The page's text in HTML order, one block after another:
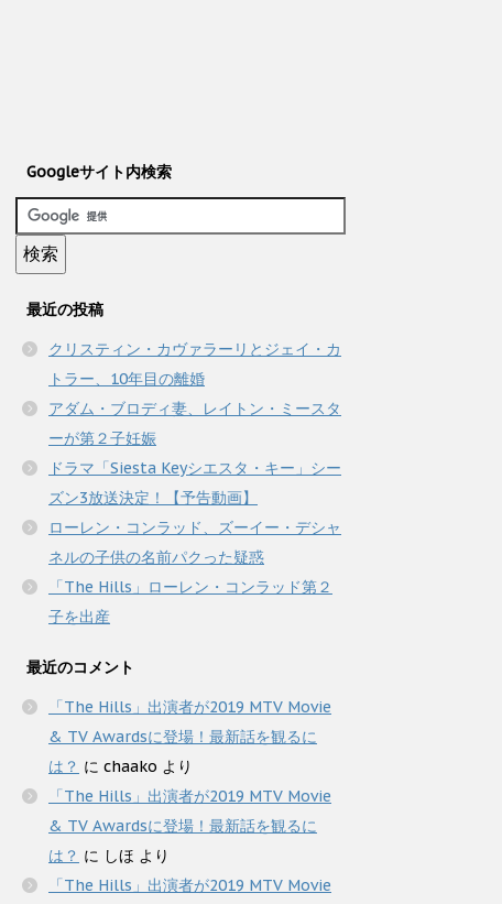
Googleサイト内検索
最近の投稿
クリスティン・カヴァラーリとジェイ・カ
トラー、10年目の離婚
アダム・ブロディ妻、レイトン・ミースタ
ーが第２子妊娠
ドラマ「Siesta Keyシエスタ・キー」シー
ズン3放送決定！【予告動画】
ローレン・コンラッド、ズーイー・デシャ
ネルの子供の名前パクった疑惑
「The Hills」ローレン・コンラッド第２
子を出産
最近のコメント
「The Hills」出演者が2019 MTV Movie
& TV Awardsに登場！最新話を観るに
は？ に chaako より
「The Hills」出演者が2019 MTV Movie
& TV Awardsに登場！最新話を観るに
は？ に しほ より
「The Hills」出演者が2019 MTV Movie